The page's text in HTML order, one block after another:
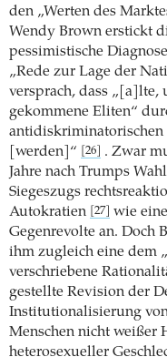
den „Werten des
Wendy Brown erstickt
pessimistische
„Rede zur Lage der
versprach, dass „[a]lte,
gekommene Eliten“
antidiskriminatorischen
[werden]“
[26]
. Zwar
Jahre nach Trumps
Siegeszugs
Autokratien
[27]
wie
Gegenrevolte an. Doch
ihm zugleich eine dem
verschriebene
gestellte Revision der
Institutionalisierung
Menschen nicht weißer
heterosexueller